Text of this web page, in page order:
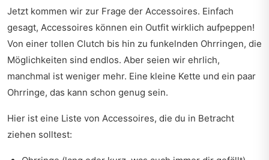
Jetzt kommen wir zur Frage der Accessoires. Einfach
gesagt, Accessoires können ein Outfit wirklich aufpeppen!
Von einer tollen Clutch bis hin zu funkelnden Ohrringen, die
Möglichkeiten sind endlos. Aber seien wir ehrlich,
manchmal ist weniger mehr. Eine kleine Kette und ein paar
Ohrringe, das kann schon genug sein.
Hier ist eine Liste von Accessoires, die du in Betracht
ziehen solltest: